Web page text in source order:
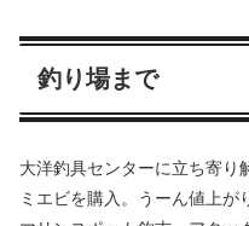
釣り場まで
大洋釣具センターに立ち寄り
ミエビを購入。うーん値上が